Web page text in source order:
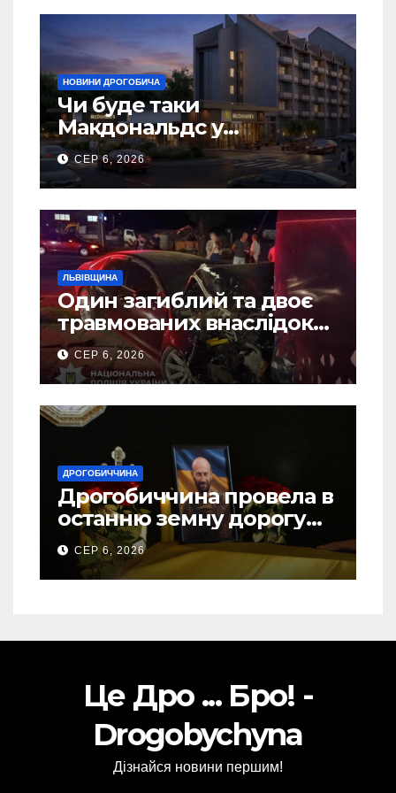
НОВИНИ ДРОГОБИЧА
Чи буде таки
Макдональдс у
Дрогобичі? (Фото)
СЕР 6, 2026
ЛЬВІВЩИНА
Один загиблий та двоє
травмованих внаслідок
ДТП на Самбірщині
СЕР 6, 2026
ДРОГОБИЧЧИНА
Дрогобиччина провела в
останню земну дорогу
свого Захисника – Олега
Торського
СЕР 6, 2026
Це Дро ... Бро! -
Drogobychyna
Дізнайся новини першим!